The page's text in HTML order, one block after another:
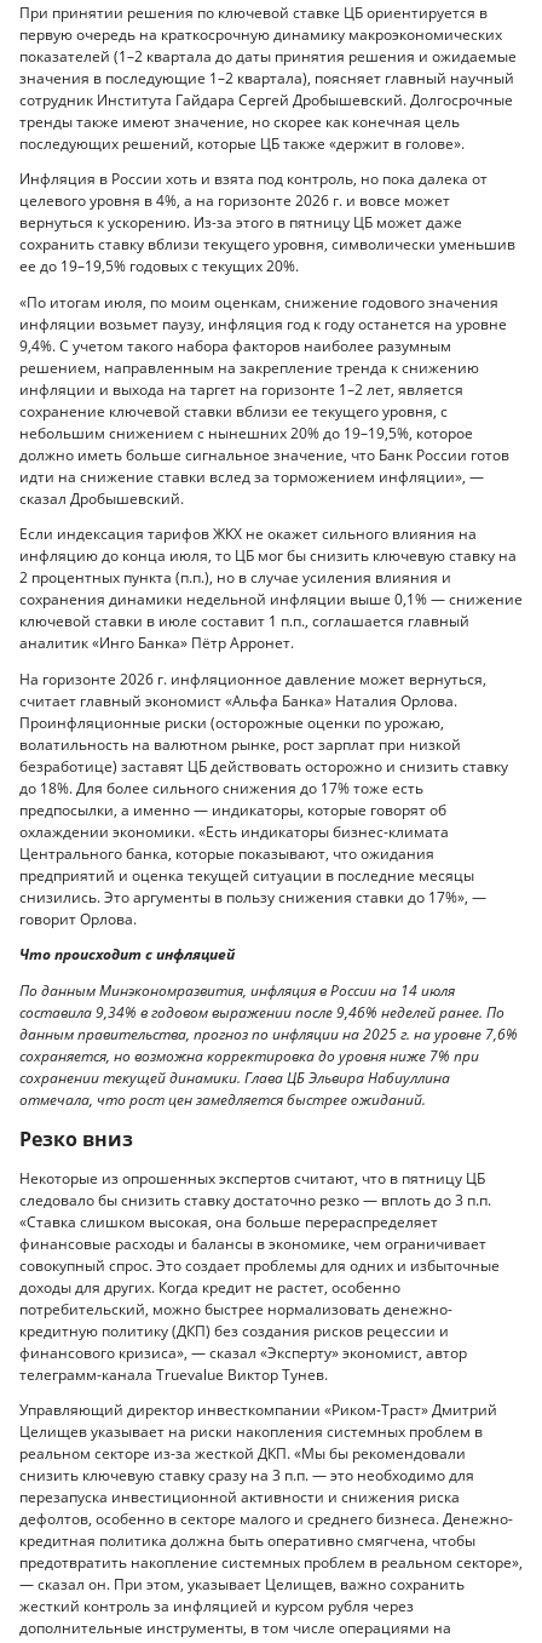
При принятии решения по ключевой ставке ЦБ ориентируется в
первую очередь на краткосрочную динамику макроэкономических
показателей (1–2 квартала до даты принятия решения и ожидаемые
значения в последующие 1–2 квартала), поясняет главный научный
сотрудник Института Гайдара Сергей Дробышевский. Долгосрочные
тренды также имеют значение, но скорее как конечная цель
последующих решений, которые ЦБ также «держит в голове».
Инфляция в России хоть и взята под контроль, но пока далека от
целевого уровня в 4%, а на горизонте 2026 г. и вовсе может
вернуться к ускорению. Из-за этого в пятницу ЦБ может даже
сохранить ставку вблизи текущего уровня, символически уменьшив
ее до 19–19,5% годовых с текущих 20%.
«По итогам июля, по моим оценкам, снижение годового значения
инфляции возьмет паузу, инфляция год к году останется на уровне
9,4%. С учетом такого набора факторов наиболее разумным
решением, направленным на закрепление тренда к снижению
инфляции и выхода на таргет на горизонте 1–2 лет, является
сохранение ключевой ставки вблизи ее текущего уровня, с
небольшим снижением с нынешних 20% до 19–19,5%, которое
должно иметь больше сигнальное значение, что Банк России готов
идти на снижение ставки вслед за торможением инфляции», —
сказал Дробышевский.
Если индексация тарифов ЖКХ не окажет сильного влияния на
инфляцию до конца июля, то ЦБ мог бы снизить ключевую ставку на
2 процентных пункта (п.п.), но в случае усиления влияния и
сохранения динамики недельной инфляции выше 0,1% — снижение
ключевой ставки в июле составит 1 п.п., соглашается главный
аналитик «Инго Банка» Пётр Арронет.
На горизонте 2026 г. инфляционное давление может вернуться,
считает главный экономист «Альфа Банка» Наталия Орлова.
Проинфляционные риски (осторожные оценки по урожаю,
волатильность на валютном рынке, рост зарплат при низкой
безработице) заставят ЦБ действовать осторожно и снизить ставку
до 18%. Для более сильного снижения до 17% тоже есть
предпосылки, а именно — индикаторы, которые говорят об
охлаждении экономики. «Есть индикаторы бизнес-климата
Центрального банка, которые показывают, что ожидания
предприятий и оценка текущей ситуации в последние месяцы
снизились. Это аргументы в пользу снижения ставки до 17%», —
говорит Орлова.
Что происходит с инфляцией
По данным Минэкономразвития, инфляция в России на 14 июля
составила 9,34% в годовом выражении после 9,46% неделей ранее. По
данным правительства, прогноз по инфляции на 2025 г. на уровне 7,6%
сохраняется, но возможна корректировка до уровня ниже 7% при
сохранении текущей динамики. Глава ЦБ Эльвира Набиуллина
отмечала, что рост цен замедляется быстрее ожиданий.
Резко вниз
Некоторые из опрошенных экспертов считают, что в пятницу ЦБ
следовало бы снизить ставку достаточно резко — вплоть до 3 п.п.
«Ставка слишком высокая, она больше перераспределяет
финансовые расходы и балансы в экономике, чем ограничивает
совокупный спрос. Это создает проблемы для одних и избыточные
доходы для других. Когда кредит не растет, особенно
потребительский, можно быстрее нормализовать денежно-
кредитную политику (ДКП) без создания рисков рецессии и
финансового кризиса», — сказал «Эксперту» экономист, автор
телеграмм-канала Truevalue Виктор Тунев.
Управляющий директор инвесткомпании «Риком-Траст» Дмитрий
Целищев указывает на риски накопления системных проблем в
реальном секторе из-за жесткой ДКП. «Мы бы рекомендовали
снизить ключевую ставку сразу на 3 п.п. — это необходимо для
перезапуска инвестиционной активности и снижения риска
дефолтов, особенно в секторе малого и среднего бизнеса. Денежно-
кредитная политика должна быть оперативно смягчена, чтобы
предотвратить накопление системных проблем в реальном секторе»,
— сказал он. При этом, указывает Целищев, важно сохранить
жесткий контроль за инфляцией и курсом рубля через
дополнительные инструменты, в том числе операциями на